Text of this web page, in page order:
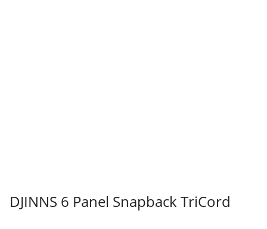
DJINNS 6 Panel Snapback TriCord